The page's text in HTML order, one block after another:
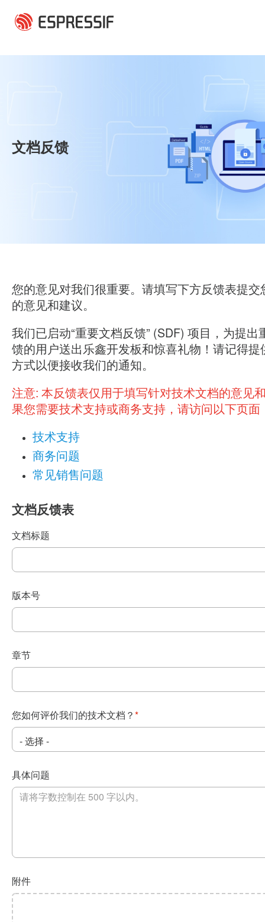
文档反馈
您的意见对我们很重要。请填写下方反馈表提交
的意见和建议。
我们已启动“重要文档反馈” (SDF) 项目，为提出
馈的用户送出乐鑫开发板和惊喜礼物！请记得提
方式以便接收我们的通知。
注意: 本反馈表仅用于填写针对技术文档的意见
果您需要技术支持或商务支持，请访问以下页面
技术支持
商务问题
常见销售问题
文档反馈表
文档标题
版本号
章节
您如何评价我们的技术文档？ *
具体问题
附件